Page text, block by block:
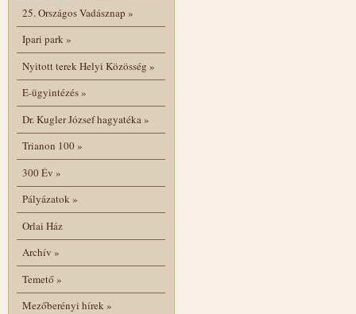
25. Országos Vadásznap »
Ipari park»
Nyitott terek Helyi Közösség »
E-ügyintézés»
Dr. Kugler József hagyatéka»
Trianon 100»
300 Év »
Pályázatok»
Orlai Ház
Archív »
Temető»
Mezőberényi hírek»